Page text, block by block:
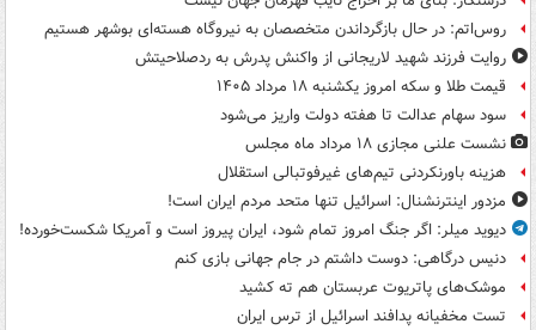
روس‌اتم: در حال بازگرداندن متخصصان به نیروگاه هسته‌ای بوشهر هستیم
روایت فرزند شهید لاریجانی از واکنش پدرش به ردصلاحیتش
قیمت طلا و سکه امروز یکشنبه ۱۸ مرداد ۱۴۰۵
سود سهام عدالت تا هفته دولت واریز می‌شود
نشست علنی مجازی ۱۸ مرداد ماه مجلس
هزینه باورنکردنی تیم‌های غیرفوتبالی استقلال
مزدور اینترنشنال: اسرائیل تنها متحد مردم ایران است!
دیوید میلر: اگر جنگ امروز تمام شود، ایران پیروز است و آمریکا شکست‌خورده!
دنیس درگاهی: دوست داشتم در جام جهانی بازی کنم
موشک‌های پاتریوت عربستان هم ته‌ کشید
تست مخفیانه پدافند اسرائیل از ترس ایران